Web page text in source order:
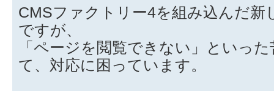
CMSファクトリー4を組み込んだ新
ですが、
「ページを閲覧できない」といっ
て、対応に困っています。